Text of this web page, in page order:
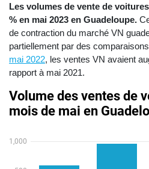
Les volumes de vente de
% en mai 2023 en Guadeloupe.
de contraction du marché VN
partiellement par des
mai 2022, les ventes VN avaient
rapport à mai 2021.